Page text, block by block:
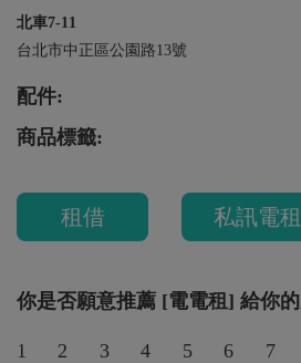
北車7-11
台北市中正區公園路13號
配件:
商品標籤:
租借 私訊電
你是否願意推薦 [電電租] 給你的
1 2 3 4 5 6 7